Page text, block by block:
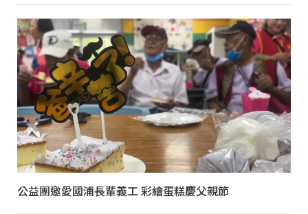
公益團邀愛國浦長輩義工 彩繪蛋糕慶父親節